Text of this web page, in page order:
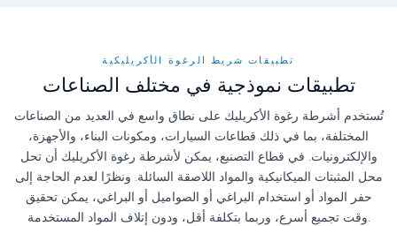
تطبيقات شريط الرغوة الأكريليكية
تطبيقات نموذجية في مختلف الصناعات
تُستخدم أشرطة رغوة الأكريليك على نطاق واسع في العديد من الصناعات
المختلفة، بما في ذلك قطاعات السيارات، ومكونات البناء، والأجهزة،
والإلكترونيات. في قطاع التصنيع، يمكن لأشرطة رغوة الأكريليك أن تحل
محل المثبتات الميكانيكية والمواد اللاصقة السائلة. ونظرًا لعدم الحاجة إلى
حفر المواد أو استخدام البراغي أو الصواميل أو البراغي، يمكن تحقيق
وقت تجميع أسرع، وربما بتكلفة أقل، ودون إتلاف المواد المستخدمة.